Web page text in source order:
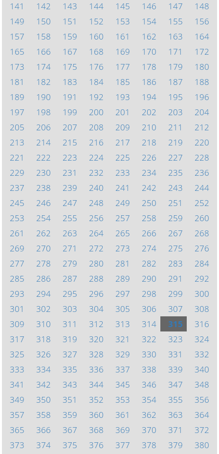
141
142 143 144 145 146 147
148
149
150 151 152 153 154 155
156
157
158 159 160 161 162 163
164
165
166 167 168 169 170 171
172
173
174 175 176 177 178 179
180
181
182 183 184 185 186 187
188
189
190 191 192 193 194 195
196
197
198 199 200 201 202 203
204
205
206 207 208 209 210 211
212
213
214 215 216 217 218 219
220
221
222 223 224 225 226 227
228
229
230 231 232 233 234 235
236
237
238 239 240 241 242 243
244
245
246 247 248 249 250 251
252
253
254 255 256 257 258 259
260
261
262 263 264 265 266 267
268
269
270 271 272 273 274 275
276
277
278 279 280 281 282 283
284
285
286 287 288 289 290 291
292
293
294 295 296 297 298 299
300
301
302 303 304 305 306 307
308
309
310 311 312 313 314 315
316
317
318 319 320 321 322 323
324
325
326 327 328 329 330 331
332
333
334 335 336 337 338 339
340
341
342 343 344 345 346 347
348
349
350 351 352 353 354 355
356
357
358 359 360 361 362 363
364
365
366 367 368 369 370 371
372
373
374 375 376 377 378 379 380